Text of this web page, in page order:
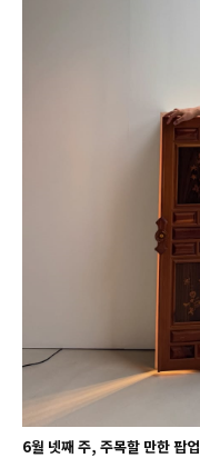
6월 넷째 주, 주목할 만한 팝업